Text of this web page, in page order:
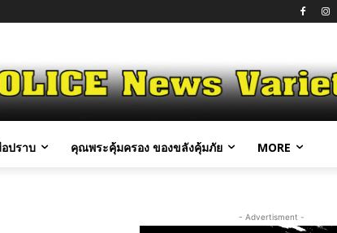
อปราบ คุณพระคุ้มครอง ของขลังคุ้มภัย MORE
- Advertisment -